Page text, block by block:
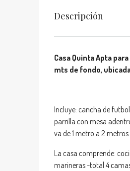
Descripción
Casa Quinta Apta
mts de fondo,
Incluye: cancha de
parrilla con mesa
va de 1 metro a 2
La casa comprende:
marineras -total 4